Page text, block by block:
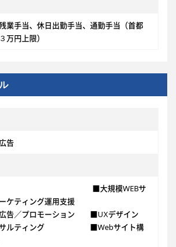
業手当、休日出勤手当、通勤手当（首都
万円上限）
告
■大規模WEBサ
ケティング運用支援
告／プロモーション ■UXデザイン
ンサルティング ■Webサイト構